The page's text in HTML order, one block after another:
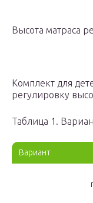
Высота матраса
Комплект для
регулировку
Таблица 1.
Вариант